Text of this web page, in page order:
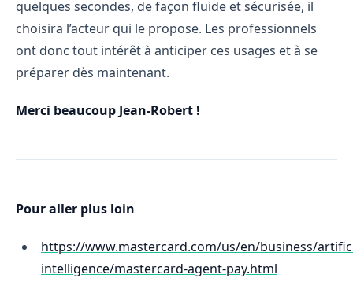
quelques secondes, de façon fluide et sécurisée, il
choisira l’acteur qui le propose. Les professionnels
ont donc tout intérêt à anticiper ces usages et à se
préparer dès maintenant.
Merci beaucoup Jean-Robert !
Pour aller plus loin
https://www.mastercard.com/us/en/business/
intelligence/mastercard-agent-pay.html